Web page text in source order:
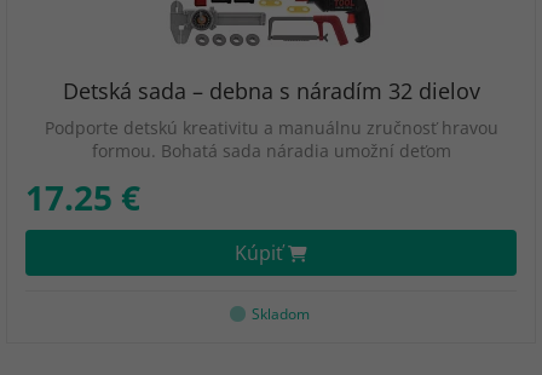
Detská sada – debna s náradím 32 dielov
Podporte detskú kreativitu a manuálnu zručnosť hravou
formou. Bohatá sada náradia umožní deťom
17.25 €
Kúpiť
Skladom